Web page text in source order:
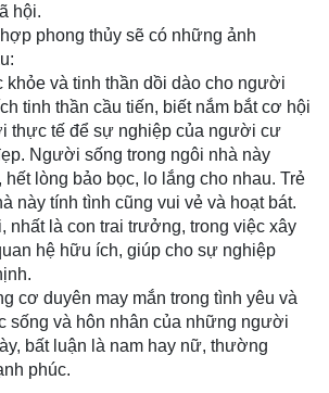
hội.
phong thủy sẽ có những ảnh
khỏe và tinh thần dồi dào cho người
tinh thần cầu tiến, biết nắm bắt cơ hội
thực tế để sự nghiệp của người cư
Người sống trong ngôi nhà này
lòng bảo bọc, lo lắng cho nhau. Trẻ
này tính tình cũng vui vẻ và hoạt bát.
nhất là con trai trưởng, trong việc xây
hệ hữu ích, giúp cho sự nghiệp
cơ duyên may mắn trong tình yêu và
sống và hôn nhân của những người
bất luận là nam hay nữ, thường
phúc.